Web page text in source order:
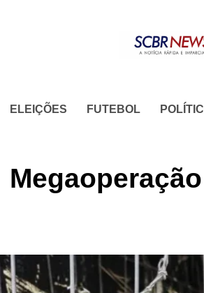
ELEIÇÕES FUTEBOL